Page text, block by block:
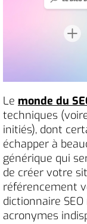
Le monde du
techniques
initiés), dont
échapper à
générique qui
de créer votre
référencement
dictionnaire
acronymes